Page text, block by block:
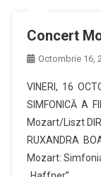
Concert
Octombrie 16,
VINERI, 16
SIMFONICĂ A
Mozart/Liszt
RUXANDRA
Mozart: